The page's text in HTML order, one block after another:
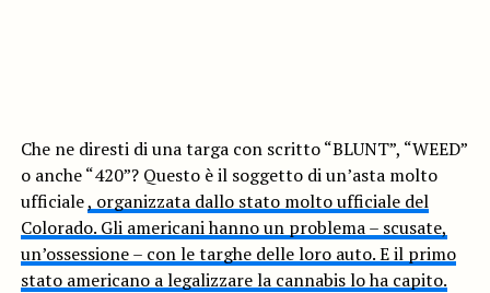
Che ne diresti di una targa con scritto “BLUNT”, “WEED”
o anche “420”? Questo è il soggetto di un’asta molto
ufficiale, organizzata dallo stato molto ufficiale del
Colorado. Gli americani hanno un problema – scusate,
un’ossessione – con le targhe delle loro auto. E il primo
stato americano a legalizzare la cannabis lo ha capito.